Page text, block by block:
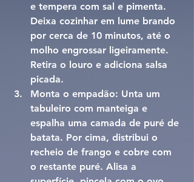
e tempera com sal e pimenta.
Deixa cozinhar em lume brando
por cerca de 10 minutos, até o
molho engrossar ligeiramente.
Retira o louro e adiciona salsa
picada.
Monta o empadão: Unta um
tabuleiro com manteiga e
espalha uma camada de puré de
batata. Por cima, distribui o
recheio de frango e cobre com
o restante puré. Alisa a